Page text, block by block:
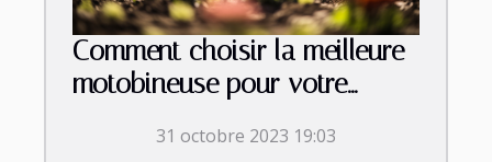
Comment choisir la meilleure
motobineuse pour votre
31 octobre 2023 19:03